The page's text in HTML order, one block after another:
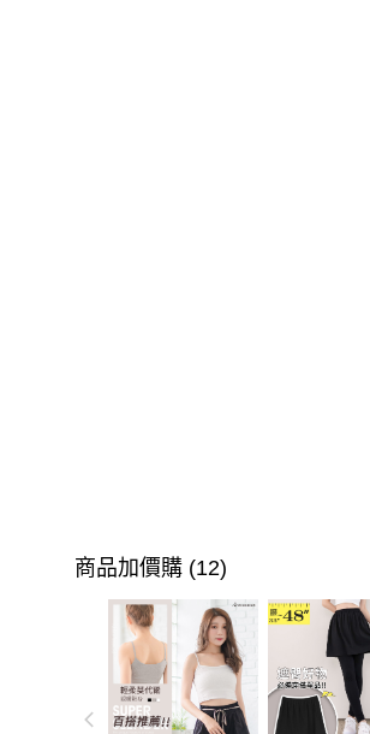
商品加價購 (12)